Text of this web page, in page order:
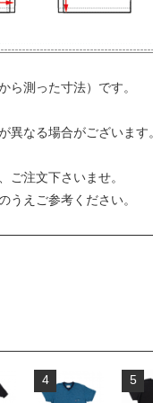
ら測った寸法）です。
異なる場合がございます。
ご注文下さいませ。
うえご参考ください。
4 5